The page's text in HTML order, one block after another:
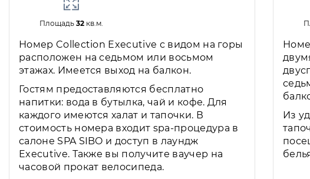
Площадь 32кв.м.
Номер Collection Executive с видом на горы
расположен на седьмом или восьмом
этажах. Имеется выход на балкон.
Гостям предоставляются бесплатно
напитки: вода в бутылка, чай и кофе. Для
каждого имеются халат и тапочки. В
стоимость номера входит spa-процедура в
салоне SPA SIBO и доступ в лаундж
Executive. Также вы получите ваучер на
часовой прокат велосипеда.
Из